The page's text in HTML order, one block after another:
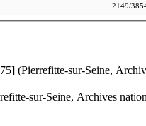
2149/
(Pierrefitte-sur-Seine,
sur-Seine, Archives